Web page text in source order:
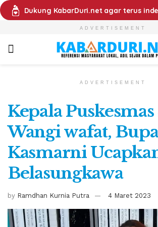
Dukung KabarDuri.net agar terus
ADVERTISEMENT
ADVERTISEMENT
Kepala
Wangi wafat,
Kasmarni
Belasungkawa
by Ramdhan Kurnia Putra 4 Maret 2023